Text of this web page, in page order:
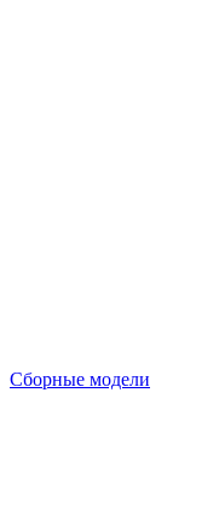
Сборные модели